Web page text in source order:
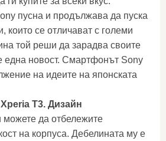
пусна и продължава да пуска
които се отличават с големи
той реши да зарадва своите
една новост. Смартфонът Sony
на идеите на японската
T3. Дизайн
да отбележите
на корпуса. Дебелината му е